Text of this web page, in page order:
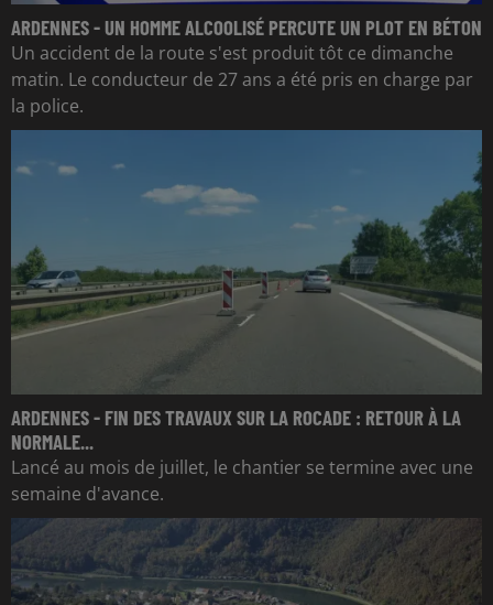
ARDENNES - UN HOMME ALCOOLISÉ PERCUTE UN PLOT EN BÉTON
Un accident de la route s'est produit tôt ce dimanche
matin. Le conducteur de 27 ans a été pris en charge par
la police.
ARDENNES - FIN DES TRAVAUX SUR LA ROCADE : RETOUR À LA
NORMALE...
Lancé au mois de juillet, le chantier se termine avec une
semaine d'avance.